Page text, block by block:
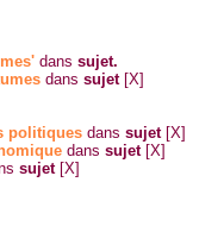
danssujet.
danssujet [X]
politiques danssujet [X]
danssujet [X]
sujet [X]